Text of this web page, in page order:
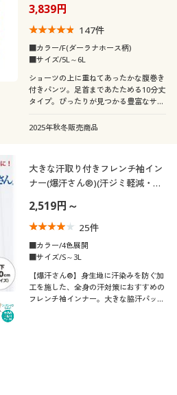
3,839円
147件
■カラー/F(ダーラナホース柄)
■サイズ/5L～6L
ショーツの上に重ねてあったかな腹巻き
付きパンツ。足首まであたためる10分丈
タイプ。ぴったりが見つかる豊富なサイ
2025年秋冬販売商品
大きな汗取り付きフレンチ袖イン
ナー(爆汗さん®)(汗ジミ軽減・吸
2,519円～
25件
■カラー/4色展開
■サイズ/S～3L
【爆汗さん®】身生地に汗染みを防ぐ加
工を施した、全身の汗対策におすすめの
フレンチ袖インナー。大きな脇汗パッド